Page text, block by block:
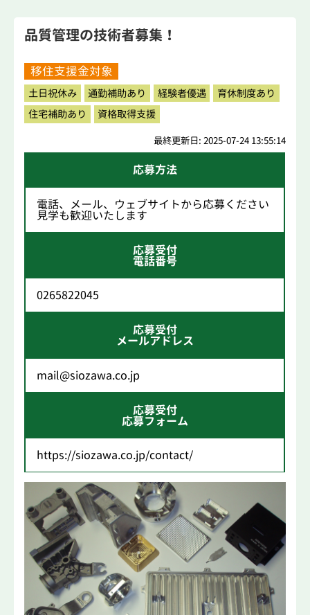
品質管理の技術者募集！
移住支援金対象
土日祝休み 通勤補助あり 経験者優遇
育休制度あり
住宅補助あり
資格取得支援
最終更新日: 2025-07-24 13:55:14
応募方法
電話、メール、ウェブサイトから応募ください
見学も歓迎いたします
応募受付
電話番号
0265822045
応募受付
メールアドレス
mail@siozawa.co.jp
応募受付
応募フォーム
https://siozawa.co.jp/contact/